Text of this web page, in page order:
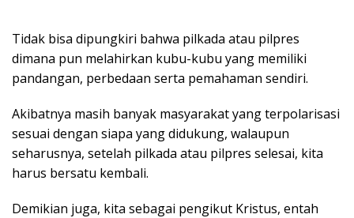
Tidak bisa dipungkiri bahwa pilkada atau pilpres
dimana pun melahirkan kubu-kubu yang memiliki
pandangan, perbedaan serta pemahaman sendiri.
Akibatnya masih banyak masyarakat yang terpolarisasi
sesuai dengan siapa yang didukung, walaupun
seharusnya, setelah pilkada atau pilpres selesai, kita
harus bersatu kembali.
Demikian juga, kita sebagai pengikut Kristus, entah